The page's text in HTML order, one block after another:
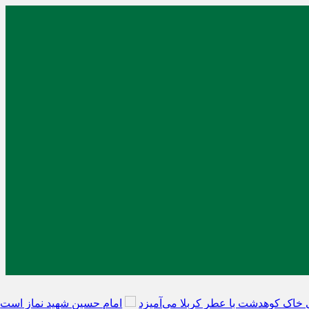
با عطر کربلا می‌آمیزد امام حسین شهید نماز است هلاکت